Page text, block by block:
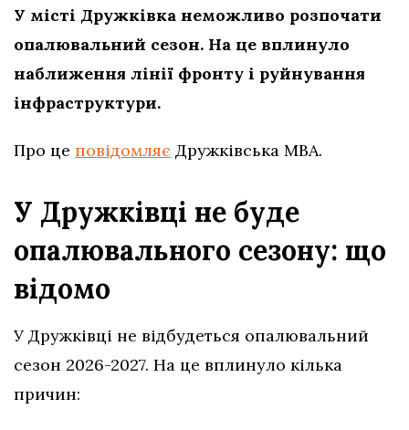
У місті Дружківка неможливо розпочати
опалювальний сезон. На це вплинуло
наближення лінії фронту і руйнування
інфраструктури.
Про це повідомляє Дружківська МВА.
У Дружківці не буде
опалювального сезону: що
відомо
У Дружківці не відбудеться опалювальний
сезон 2026-2027. На це вплинуло кілька
причин: